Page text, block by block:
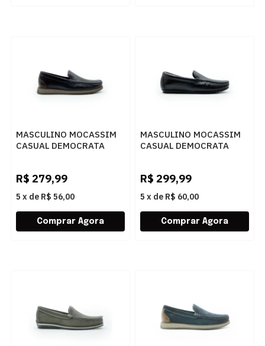
MASCULINO MOCASSIM
CASUAL DEMOCRATA
R$ 279,99
5 x de R$ 56,00
MASCULINO MOCASSIM
CASUAL DEMOCRATA
R$ 299,99
5 x de R$ 60,00